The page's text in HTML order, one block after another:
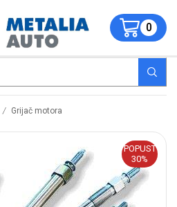
0
/ Grijač motora
POPUST
30%